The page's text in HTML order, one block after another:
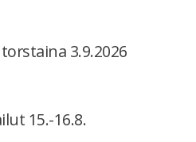
3.9.2026
15.-16.8.